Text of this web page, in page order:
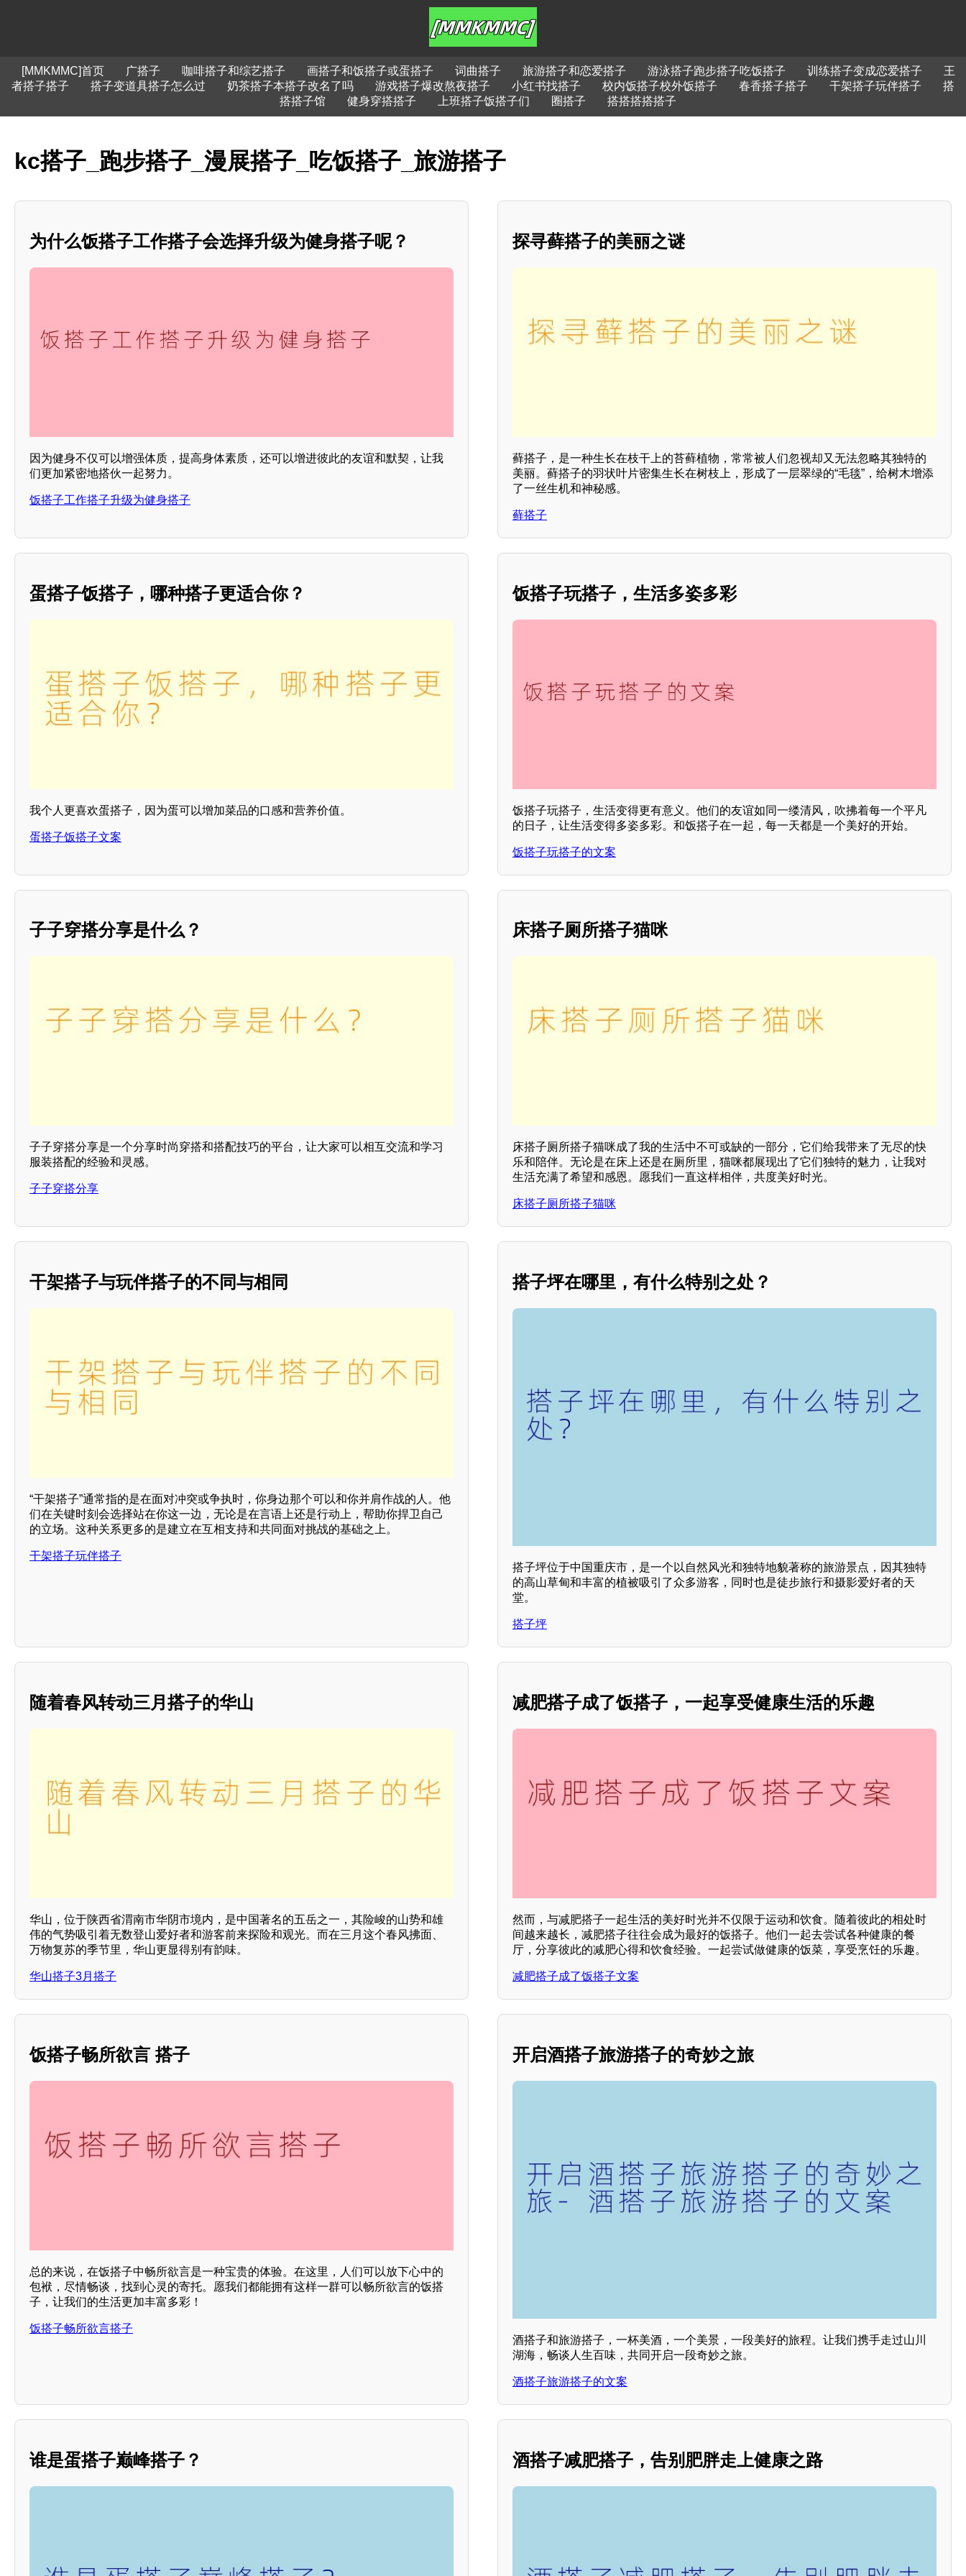
[MMKMMC]首页 广搭子 咖啡搭子和综艺搭子 画搭子和饭搭子或蛋搭子 词曲搭子 旅游搭子和恋爱搭子 游泳搭子跑步搭子吃饭搭子 训练搭子变成恋爱搭子
王
者搭子搭子
搭子变道具搭子怎么过 奶茶搭子本搭子改名了吗 游戏搭子爆改熬夜搭子 小红书找搭子 校内饭搭子校外饭搭子 春香搭子搭子 干架搭子玩伴搭子
搭
搭搭子馆
健身穿搭搭子 上班搭子饭搭子们 圈搭子 搭搭搭搭搭子
kc搭子_跑步搭子_漫展搭子_吃饭搭子_旅游搭子
为什么饭搭子工作搭子会选择升级为健身搭子呢？
因为健身不仅可以增强体质，提高身体素质，还可以增进彼此的友谊和默契，让我
们更加紧密地搭伙一起努力。
饭搭子工作搭子升级为健身搭子
探寻藓搭子的美丽之谜
藓搭子，是一种生长在枝干上的苔藓植物，常常被人们忽视却又无法忽略其独特的
美丽。藓搭子的羽状叶片密集生长在树枝上，形成了一层翠绿的“毛毯”，给树木增添
了一丝生机和神秘感。
藓搭子
蛋搭子饭搭子，哪种搭子更适合你？
我个人更喜欢蛋搭子，因为蛋可以增加菜品的口感和营养价值。
蛋搭子饭搭子文案
饭搭子玩搭子，生活多姿多彩
饭搭子玩搭子，生活变得更有意义。他们的友谊如同一缕清风，吹拂着每一个平凡
的日子，让生活变得多姿多彩。和饭搭子在一起，每一天都是一个美好的开始。
饭搭子玩搭子的文案
子子穿搭分享是什么？
子子穿搭分享是一个分享时尚穿搭和搭配技巧的平台，让大家可以相互交流和学习
服装搭配的经验和灵感。
子子穿搭分享
床搭子厕所搭子猫咪
床搭子厕所搭子猫咪成了我的生活中不可或缺的一部分，它们给我带来了无尽的快
乐和陪伴。无论是在床上还是在厕所里，猫咪都展现出了它们独特的魅力，让我对
生活充满了希望和感恩。愿我们一直这样相伴，共度美好时光。
床搭子厕所搭子猫咪
干架搭子与玩伴搭子的不同与相同
“干架搭子”通常指的是在面对冲突或争执时，你身边那个可以和你并肩作战的人。他
们在关键时刻会选择站在你这一边，无论是在言语上还是行动上，帮助你捍卫自己
的立场。这种关系更多的是建立在互相支持和共同面对挑战的基础之上。
干架搭子玩伴搭子
搭子坪在哪里，有什么特别之处？
搭子坪位于中国重庆市，是一个以自然风光和独特地貌著称的旅游景点，因其独特
的高山草甸和丰富的植被吸引了众多游客，同时也是徒步旅行和摄影爱好者的天
堂。
搭子坪
随着春风转动三月搭子的华山
华山，位于陕西省渭南市华阴市境内，是中国著名的五岳之一，其险峻的山势和雄
伟的气势吸引着无数登山爱好者和游客前来探险和观光。而在三月这个春风拂面、
万物复苏的季节里，华山更显得别有韵味。
华山搭子3月搭子
减肥搭子成了饭搭子，一起享受健康生活的乐趣
然而，与减肥搭子一起生活的美好时光并不仅限于运动和饮食。随着彼此的相处时
间越来越长，减肥搭子往往会成为最好的饭搭子。他们一起去尝试各种健康的餐
厅，分享彼此的减肥心得和饮食经验。一起尝试做健康的饭菜，享受烹饪的乐趣。
减肥搭子成了饭搭子文案
饭搭子畅所欲言 搭子
总的来说，在饭搭子中畅所欲言是一种宝贵的体验。在这里，人们可以放下心中的
包袱，尽情畅谈，找到心灵的寄托。愿我们都能拥有这样一群可以畅所欲言的饭搭
子，让我们的生活更加丰富多彩！
饭搭子畅所欲言搭子
开启酒搭子旅游搭子的奇妙之旅
酒搭子和旅游搭子，一杯美酒，一个美景，一段美好的旅程。让我们携手走过山川
湖海，畅谈人生百味，共同开启一段奇妙之旅。
酒搭子旅游搭子的文案
谁是蛋搭子巅峰搭子？ 酒搭子减肥搭子，告别肥胖走上健康之路